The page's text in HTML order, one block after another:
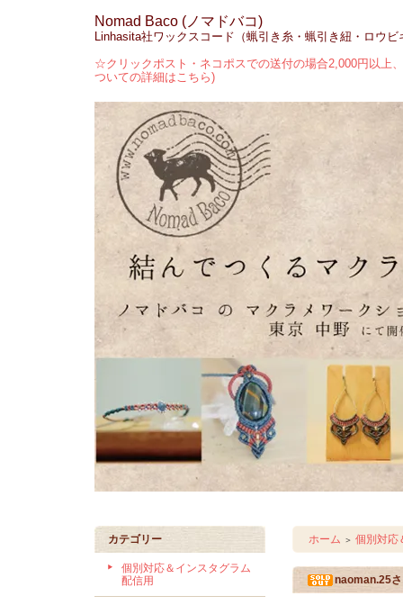
Nomad Baco (ノマドバコ)
Linhasita社ワックスコード（蝋引き糸・蝋引き紐・ロウ
☆クリックポスト・ネコポスでの送付の場合2,000円以上
ついての詳細はこちら)
カテゴリー
個別対応＆インスタグラム
配信用
ホーム ＞ 個別対応
naoman.25